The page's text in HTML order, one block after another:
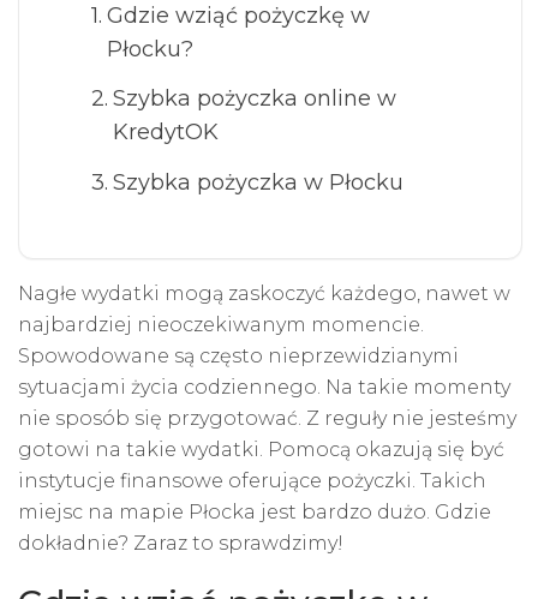
Gdzie wziąć pożyczkę w
Płocku?
Szybka pożyczka online w
KredytOK
Szybka pożyczka w Płocku
Nagłe wydatki mogą zaskoczyć każdego, nawet w
najbardziej nieoczekiwanym momencie.
Spowodowane są często nieprzewidzianymi
sytuacjami życia codziennego. Na takie momenty
nie sposób się przygotować. Z reguły nie jesteśmy
gotowi na takie wydatki. Pomocą okazują się być
instytucje finansowe oferujące pożyczki. Takich
miejsc na mapie Płocka jest bardzo dużo. Gdzie
dokładnie? Zaraz to sprawdzimy!